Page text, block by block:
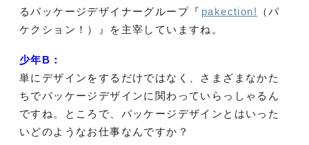
るパッケージデザイナーグループ『 pakection!
（パ
ケクション！）』を主宰していますね。
少年B：
単にデザインをするだけではなく、さまざまなかた
ちでパッケージデザインに関わっていらっしゃるん
ですね。ところで、パッケージデザインとはいった
いどのようなお仕事なんですか？